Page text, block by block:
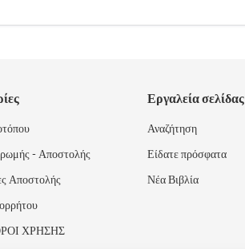
- Αποστολής
Αποστολής
ΧΡΗΣΗΣ
Εργαλεία σελίδας
Αναζήτηση
Είδατε πρόσφατα
Νέα Βιβλία